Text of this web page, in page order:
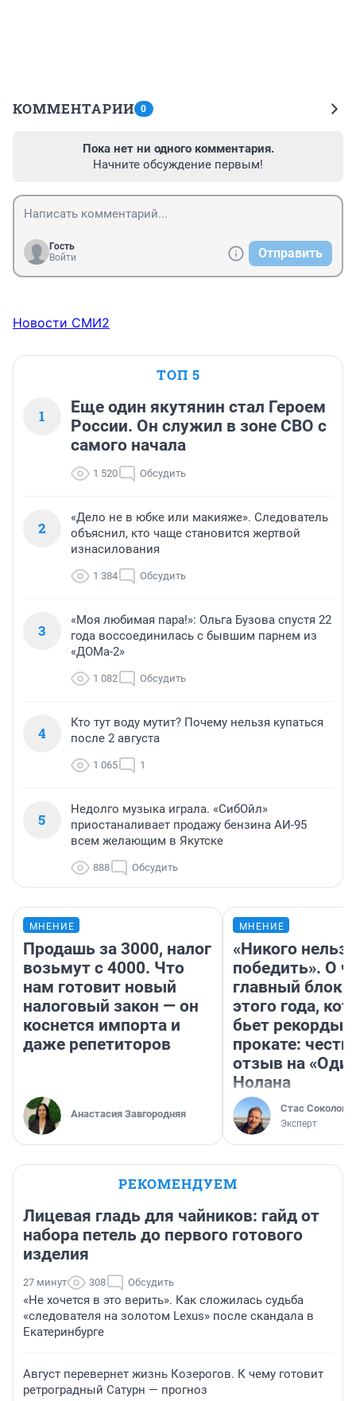
КОММЕНТАРИИ 0
Пока нет ни одного комментария.
Начните обсуждение первым!
Гость
Войти
Отправить
Новости СМИ2
ТОП 5
1
Еще один якутянин стал Героем
России. Он служил в зоне СВО с
самого начала
1 520 Обсудить
2
«Дело не в юбке или макияже». Следователь
объяснил, кто чаще становится жертвой
изнасилования
1 384 Обсудить
3
«Моя любимая пара!»: Ольга Бузова спустя 22
года воссоединилась с бывшим парнем из
«ДОМа-2»
1 082 Обсудить
4
Кто тут воду мутит? Почему нельзя купаться
после 2 августа
1 065 1
5
Недолго музыка играла. «СибОйл»
приостаналивает продажу бензина АИ-95
всем желающим в Якутске
888 Обсудить
МНЕНИЕ
Продашь за 3000, налог
возьмут с 4000. Что
нам готовит новый
налоговый закон — он
коснется импорта и
даже репетиторов
Анастасия Завгородняя
МНЕНИЕ
«Никого нельзя
победить». О
главный
этого года,
бьет рекорды в
прокате:
отзыв на
Нолана
Стас Соколов
Эксперт
РЕКОМЕНДУЕМ
Лицевая гладь для чайников: гайд от
набора петель до первого готового
изделия
27 минут 308 Обсудить
«Не хочется в это верить». Как сложилась судьба
«следователя на золотом Lexus» после скандала в
Екатеринбурге
Август перевернет жизнь Козерогов. К чему готовит
ретроградный Сатурн — прогноз